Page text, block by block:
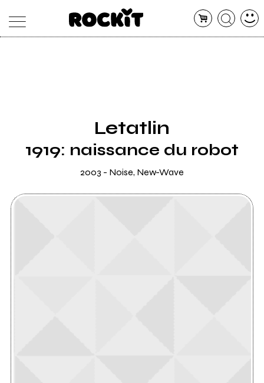
RADIO
Letatlin
1919: naissance du robot
2003 - Noise, New-Wave